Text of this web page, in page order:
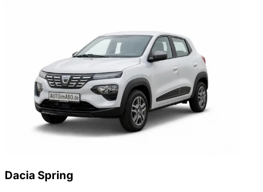
Dacia Spring